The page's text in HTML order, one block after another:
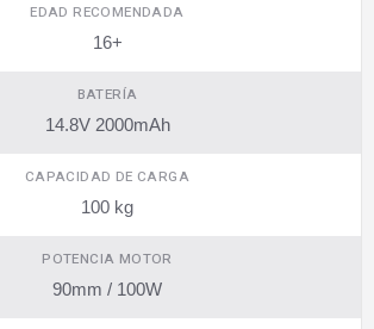
EDAD RECOMENDADA
16+
BATERÍA
14.8V 2000mAh
CAPACIDAD DE CARGA
100 kg
POTENCIA MOTOR
90mm / 100W